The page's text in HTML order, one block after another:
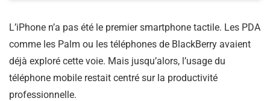
L’iPhone n’a pas été le premier smartphone tactile. Les PDA
comme les Palm ou les téléphones de BlackBerry avaient
déjà exploré cette voie. Mais jusqu’alors, l’usage du
téléphone mobile restait centré sur la productivité
professionnelle.